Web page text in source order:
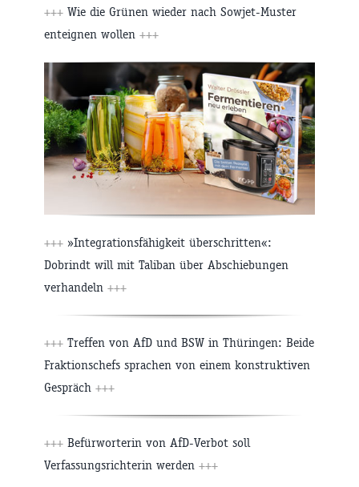
+++ Wie die Grünen wieder nach Sowjet-Muster
enteignen wollen +++
+++ »Integrationsfähigkeit überschritten«:
Dobrindt will mit Taliban über Abschiebungen
verhandeln +++
+++ Treffen von AfD und BSW in Thüringen: Beide
Fraktionschefs sprachen von einem konstruktiven
Gespräch +++
+++ Befürworterin von AfD-Verbot soll
Verfassungsrichterin werden +++